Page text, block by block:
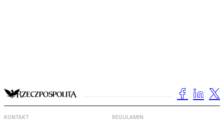
KONTAKT REGULAMIN